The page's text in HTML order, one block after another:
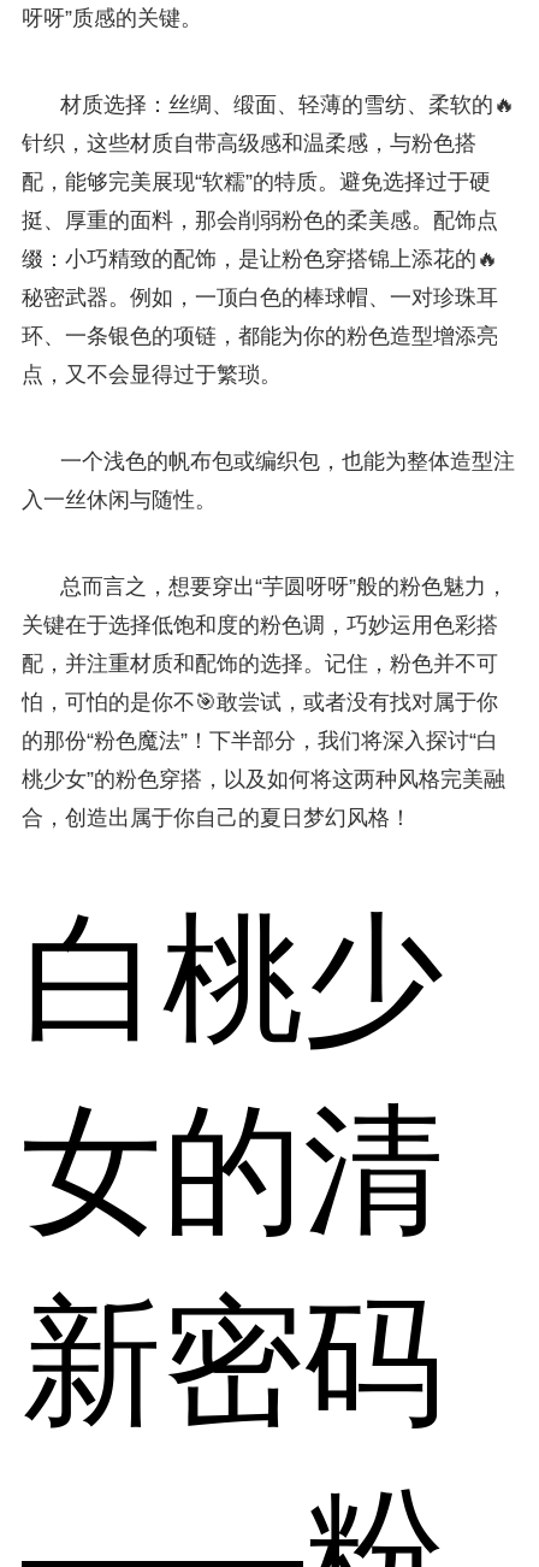
呀呀”质感的关键。
材质选择：丝绸、缎面、轻薄的雪纺、柔软的🔥
针织，这些材质自带高级感和温柔感，与粉色搭
配，能够完美展现“软糯”的特质。避免选择过于硬
挺、厚重的面料，那会削弱粉色的柔美感。配饰点
缀：小巧精致的配饰，是让粉色穿搭锦上添花的🔥
秘密武器。例如，一顶白色的棒球帽、一对珍珠耳
环、一条银色的项链，都能为你的粉色造型增添亮
点，又不会显得过于繁琐。
一个浅色的帆布包或编织包，也能为整体造型注
入一丝休闲与随性。
总而言之，想要穿出“芋圆呀呀”般的粉色魅力，
关键在于选择低饱和度的粉色调，巧妙运用色彩搭
配，并注重材质和配饰的选择。记住，粉色并不可
怕，可怕的是你不🎯敢尝试，或者没有找对属于你
的那份“粉色魔法”！下半部分，我们将深入探讨“白
桃少女”的粉色穿搭，以及如何将这两种风格完美融
合，创造出属于你自己的夏日梦幻风格！
白桃少
女的清
新密码